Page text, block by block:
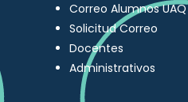
Correo Alumnos UAQ
Solicitud Correo
Docentes
Administrativos